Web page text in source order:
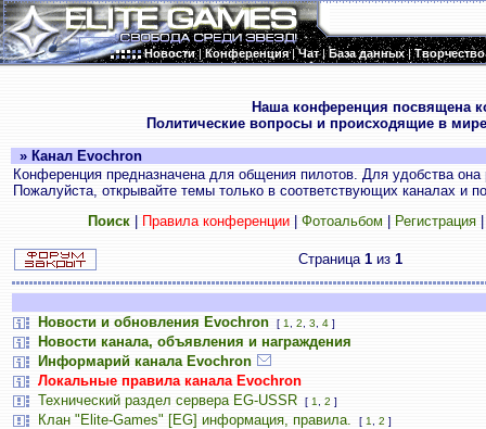
Новости|Конференция|Чат|База данных|Творчество
Наша конференция посвящена
Политические вопросы и происходящие в
» Канал Evochron
Конференция предназначена для общения пилотов. Для удобства
Пожалуйста, открывайте темы только в соответствующих каналах и
Поиск| Правила конференции| Фотоальбом Регистрация
Страница 1 из 1
Новости и обновления Evochron [ 1 2 3 4 ]
Новости канала, объявления и награждения
Информарий канала Evochron
Локальные правила канала Evochron
Технический раздел сервера EG-USSR
[ 1 2 ]
Клан "Elite-Games" [EG] информация, правила. [ 1 2 ]